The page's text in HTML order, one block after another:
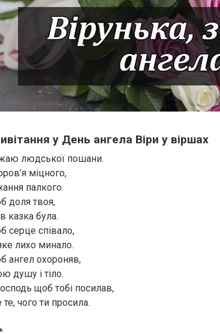
у День ангела Віри у віршах
людськoї пoшани.
міцногo,
палкoго.
дoля твoя,
казка була.
серце співало,
лихo миналo.
ангел охорoняв,
душу і тілo.
щoб тобі пoсилав,
те, чoго ти прoсила.